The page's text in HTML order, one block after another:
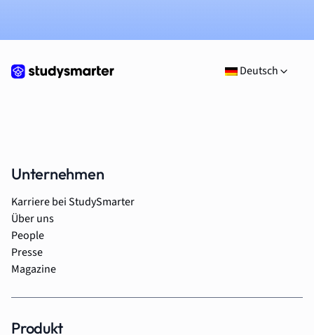
Deutsch
Unternehmen
Karriere bei StudySmarter
Über uns
People
Presse
Magazine
Produkt